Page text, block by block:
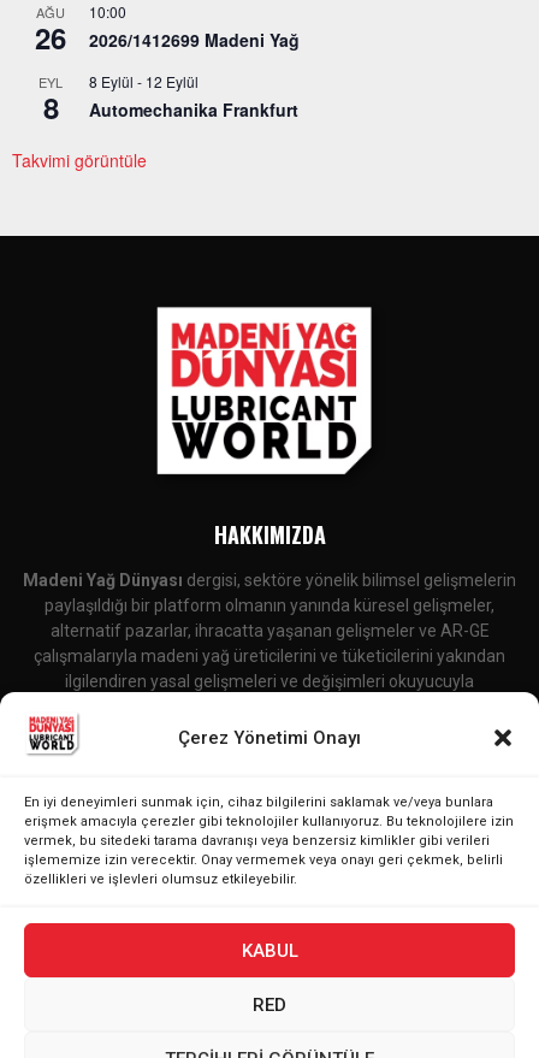
Çerez Yönetimi Onayı
En iyi deneyimleri sunmak için, cihaz bilgilerini saklamak ve/veya bunlara
erişmek amacıyla çerezler gibi teknolojiler kullanıyoruz. Bu teknolojilere izin
vermek, bu sitedeki tarama davranışı veya benzersiz kimlikler gibi verileri
işlememize izin verecektir. Onay vermemek veya onayı geri çekmek, belirli
özellikleri ve işlevleri olumsuz etkileyebilir.
KABUL
RED
AĞU
26
10:00
2026/1412699 Madeni Yağ
EYL
8
8 Eylül - 12 Eylül
Automechanika Frankfurt
Takvimi görüntüle
HAKKIMIZDA
Madeni Yağ Dünyası dergisi, sektöre yönelik bilimsel gelişmelerin
paylaşıldığı bir platform olmanın yanında küresel gelişmeler,
alternatif pazarlar, ihracatta yaşanan gelişmeler ve AR-GE
çalışmalarıyla madeni yağ üreticilerini ve tüketicilerini yakından
ilgilendiren yasal gelişmeleri ve değişimleri okuyucuyla
İletişime Geçin:editor@lubricantworld.com
BIZI TAKIP EDIN
@2024 - Madeni Yağ Dünyası | Tüm Hakları Saklıdır. Powered by